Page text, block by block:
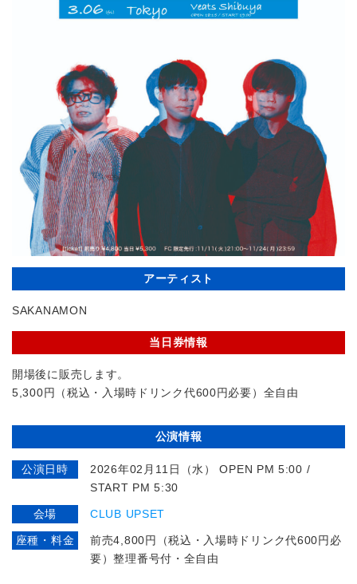
アーティスト
SAKANAMON
当日券情報
開場後に販売します。
5,300円（税込・入場時ドリンク代600円必要）全自由
公演情報
公演日時
2026年02月11日（水） OPEN PM 5:00 /
START PM 5:30
会場 CLUB UPSET
座種・料金
前売4,800円（税込・入場時ドリンク代600円必
要）整理番号付・全自由